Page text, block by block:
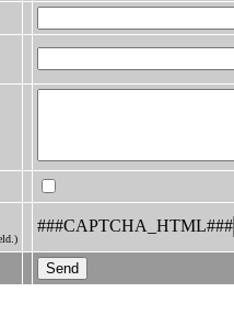
###CAPTCHA_HTML###